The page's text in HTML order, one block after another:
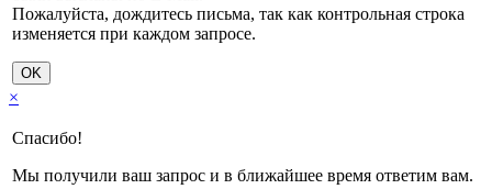
Пожалуйста, дождитесь письма, так как контрольная строка
изменяется при каждом запросе.
OK
×
Спасибо!
Мы получили ваш запрос и в ближайшее время ответим вам.